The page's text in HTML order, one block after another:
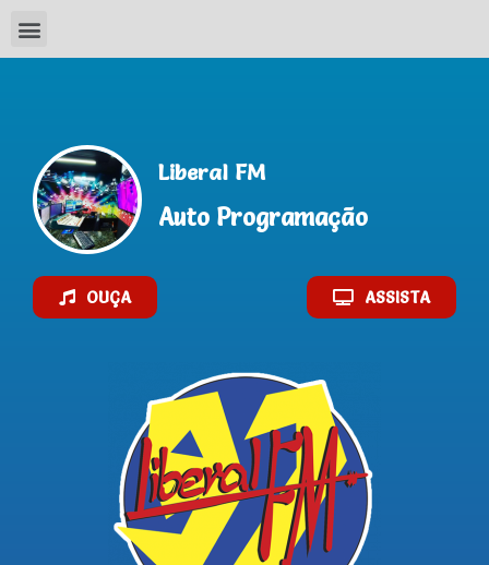
Liberal FM
Auto Programação
OUÇA ASSISTA